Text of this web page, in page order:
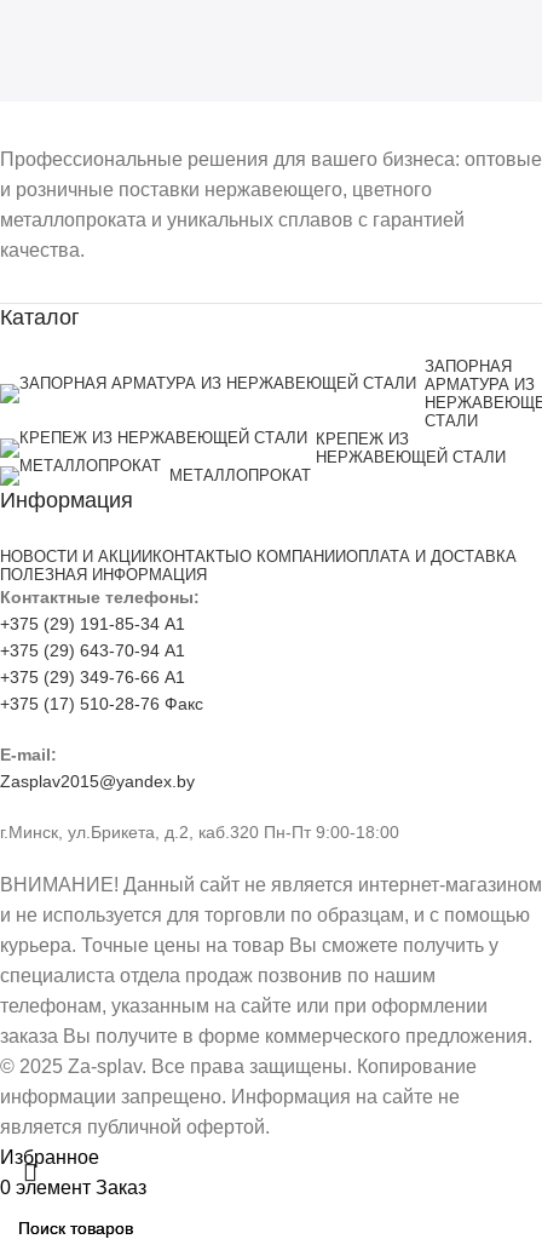
Профессиональные решения для вашего бизнеса: оптовые
и розничные поставки нержавеющего, цветного
металлопроката и уникальных сплавов с гарантией
качества.
Каталог
ЗАПОРНАЯ
АРМАТУРА ИЗ
СТАЛИ
КРЕПЕЖ ИЗ
НЕРЖАВЕЮЩЕЙ СТАЛИ
МЕТАЛЛОПРОКАТ
Информация
НОВОСТИ И АКЦИИ КОНТАКТЫ О КОМПАНИИОПЛАТА И ДОСТАВКА
ПОЛЕЗНАЯ ИНФОРМАЦИЯ
Контактные телефоны:
+375 (29) 191-85-34 А1
+375 (29) 643-70-94 А1
+375 (29) 349-76-66 А1
+375 (17) 510-28-76 Факс
E-mail:
Zasplav2015@yandex.by
г.Минск, ул.Брикета, д.2, каб.320 Пн-Пт 9:00-18:00
ВНИМАНИЕ! Данный сайт не является интернет-магазином
и не используется для торговли по образцам, и с помощью
курьера. Точные цены на товар Вы сможете получить у
специалиста отдела продаж позвонив по нашим
телефонам, указанным на сайте или при оформлении
заказа Вы получите в форме коммерческого предложения.
© 2025 Za-splav. Все права защищены. Копирование
информации запрещено. Информация на сайте не
является публичной офертой.
ЗАПОРНАЯ
Избранное
0 элемент Заказ